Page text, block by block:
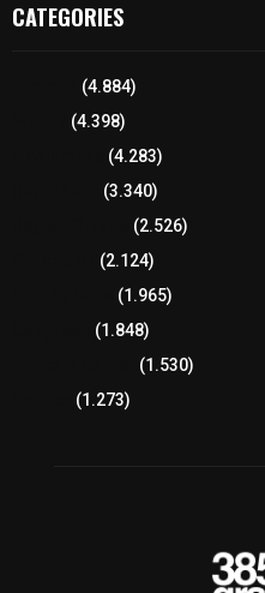
CATEGORIES
(4.884)
(4.398)
(4.283)
(3.340)
(2.526)
(2.124)
(1.965)
(1.848)
(1.530)
(1.273)